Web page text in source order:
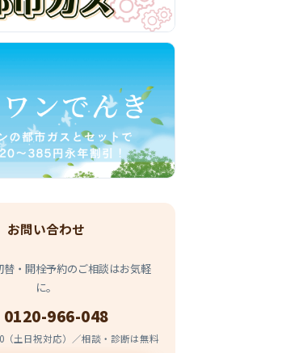
お問い合わせ
替・開栓予約のご相談はお気軽
に。
0120-966-048
（土日祝対応）／相談・診断は無料